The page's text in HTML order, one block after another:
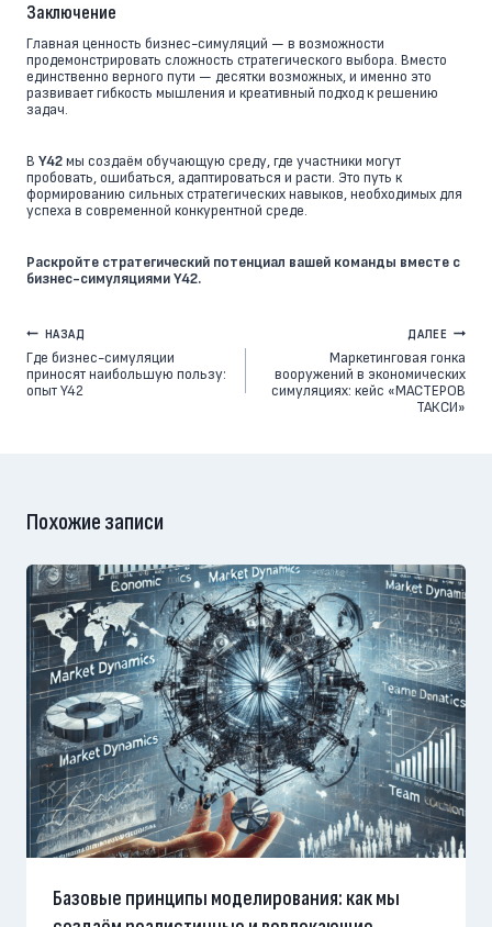
Заключение
Главная ценность бизнес-симуляций — в возможности
продемонстрировать сложность стратегического выбора. Вместо
единственно верного пути — десятки возможных, и именно это
развивает гибкость мышления и креативный подход к решению
задач.
В Y42мы создаём обучающую среду, где участники могут
пробовать, ошибаться, адаптироваться и расти. Это путь к
формированию сильных стратегических навыков, необходимых для
успеха в современной конкурентной среде.
Раскройте стратегический потенциал вашей команды вместе с
бизнес-симуляциями Y42.
Навигация
по
записям
НАЗАД
Где бизнес-симуляции
приносят наибольшую пользу:
опыт Y42
ДАЛЕЕ
Маркетинговая гонка
вооружений в экономических
симуляциях: кейс «МАСТЕРОВ
ТАКСИ»
Похожие записи
Базовые принципы моделирования: как мы